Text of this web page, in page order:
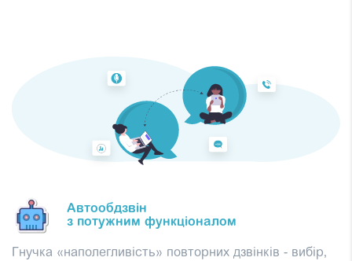
Автообдзвін
з потужним функціоналом
Гнучка «наполегливість» повторних дзвінків - вибір,